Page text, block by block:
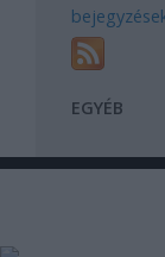
EGYÉB